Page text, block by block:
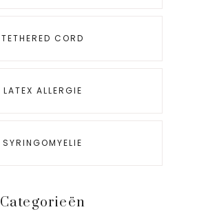
TETHERED CORD
LATEX ALLERGIE
SYRINGOMYELIE
Categorieën